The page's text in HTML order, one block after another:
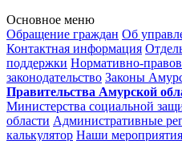
Основное меню
Обращение граждан Об
Контактная информация
поддержки Нормативно-
законодательство Законы
Правительства Амурской
Министерства социальной
области Административные
калькулятор Наши мероприятия